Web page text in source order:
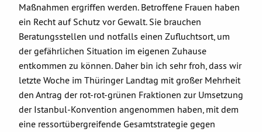
Maßnahmen ergriffen werden. Betroffene Frauen haben
ein Recht auf Schutz vor Gewalt. Sie brauchen
Beratungsstellen und notfalls einen Zufluchtsort, um
der gefährlichen Situation im eigenen Zuhause
entkommen zu können. Daher bin ich sehr froh, dass wir
letzte Woche im Thüringer Landtag mit großer Mehrheit
den Antrag der rot-rot-grünen Fraktionen zur Umsetzung
der Istanbul-Konvention angenommen haben, mit dem
eine ressortübergreifende Gesamtstrategie gegen